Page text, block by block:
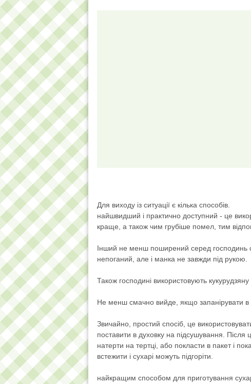
Для виходу із ситуації є кілька способів.
найшвидший і практично доступний - це
краще, а також чим грубіше помел, тим
Інший не менш поширений серед господинь
непоганий, але і манка не завжди під рукою.
Також господині використовують
Не менш смачно вийде, якщо запанірувати в
Звичайно, простий спосіб, це
поставити в духовку на підсушування. Після
натерти на тертці, або покласти в пакет і
встежити і сухарі можуть підгоріти.
найкращим способом для приготування